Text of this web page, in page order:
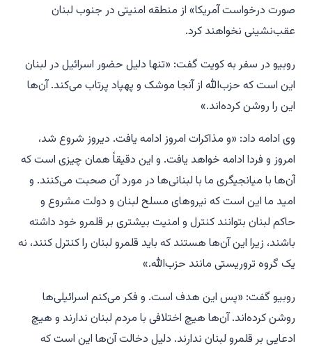
صورت درخواست آمریکا» از منطقه امنیتی در جنوب لبنان
عقب‌نشینی نخواهند کرد.
روبیو در سفر به کویت گفت: «تنها دلیل حضور اسرائیل در لبنان
این است که حزب‌الله از آنجا موشک و پهپاد پرتاب می‌کند. آن‌ها
این را روشن کرده‌اند.»
وی ادامه داد: «و مذاکرات امروز ادامه یافت. دیروز شروع شد،
امروز و فردا ادامه خواهد یافت. و این دقیقاً همان چیزی است که
آن‌ها با میانجیگری ما با لبنانی‌ها در مورد آن صحبت می‌کنند. و
امید ما این است که نیروهای مسلح لبنان و دولت مشروع و
حاکم لبنان بتوانند کنترل و امنیت بیشتری بر قلمرو خود داشته
باشند، زیرا این آن‌ها هستند که باید قلمرو لبنان را کنترل کنند، نه
یک گروه تروریستی مانند حزب‌الله.»
روبیو گفت: «پس این هدف است. و فکر می‌کنم اسرائیلی‌ها
روشن کرده‌اند. آن‌ها هیچ اختلافی با مردم لبنان ندارند و هیچ
ادعایی بر قلمرو لبنان ندارند. دلیل دخالت آن‌ها این است که